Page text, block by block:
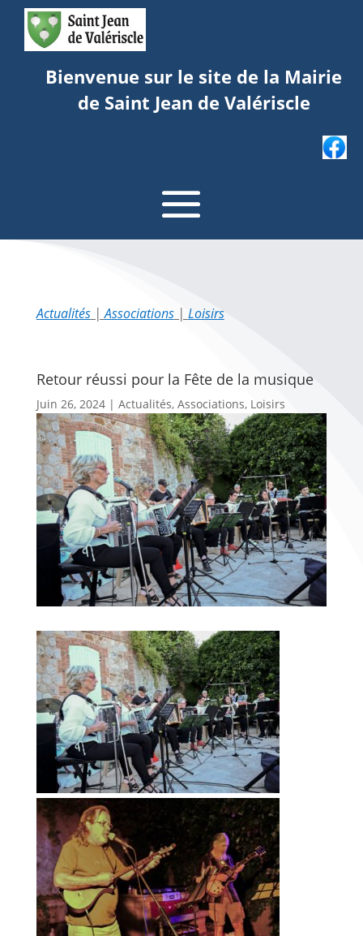
Bienvenue sur le site de la Mairie
de Saint Jean de Valériscle
Actualités|Associations| Loisirs
Retour réussi pour la Fête de la musique
Juin 26, 2024| Actualités, Associations, Loisirs